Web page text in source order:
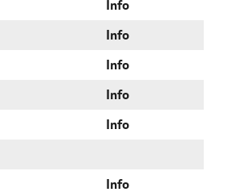
Info
Info
Info
Info
Info
Info